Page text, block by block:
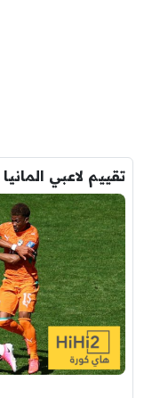
تقييم لاعبي